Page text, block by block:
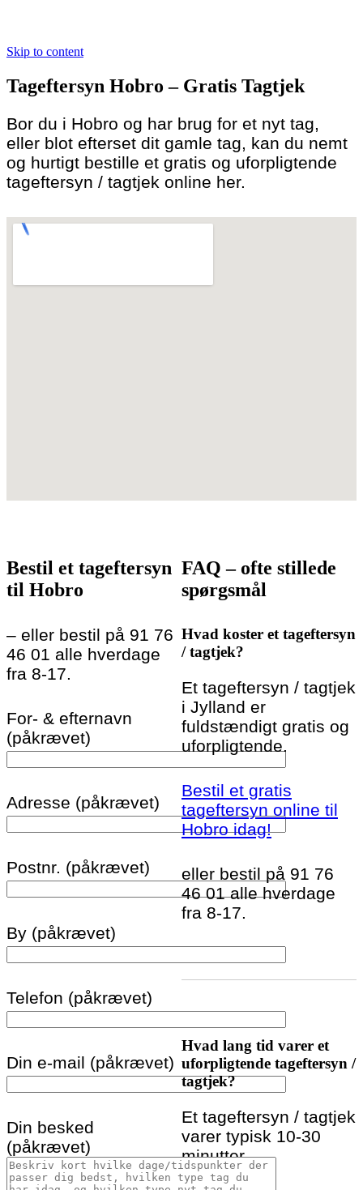
Skip to content
Tageftersyn Hobro – Gratis Tagtjek
Bor du i Hobro og har brug for et nyt tag,
eller blot efterset dit gamle tag, kan du nemt
og hurtigt bestille et gratis og uforpligtende
tageftersyn / tagtjek online her.
Bestil et tageftersyn
til Hobro
– eller bestil på 91 76
46 01 alle hverdage
fra 8-17.
For- & efternavn
(påkrævet)
Adresse (påkrævet)
Postnr. (påkrævet)
By (påkrævet)
Telefon (påkrævet)
Din e-mail (påkrævet)
Din besked
(påkrævet)
FAQ – ofte stillede
spørgsmål
Hvad koster et tageftersyn
/ tagtjek?
Et tageftersyn / tagtjek
i Jylland er
fuldstændigt gratis og
uforpligtende.
Bestil et gratis
tageftersyn online til
Hobro idag!
eller bestil på 91 76
46 01 alle hverdage
fra 8-17.
Hvad lang tid varer et
uforpligtende tageftersyn /
tagtjek?
Et tageftersyn / tagtjek
varer typisk 10-30
minutter.